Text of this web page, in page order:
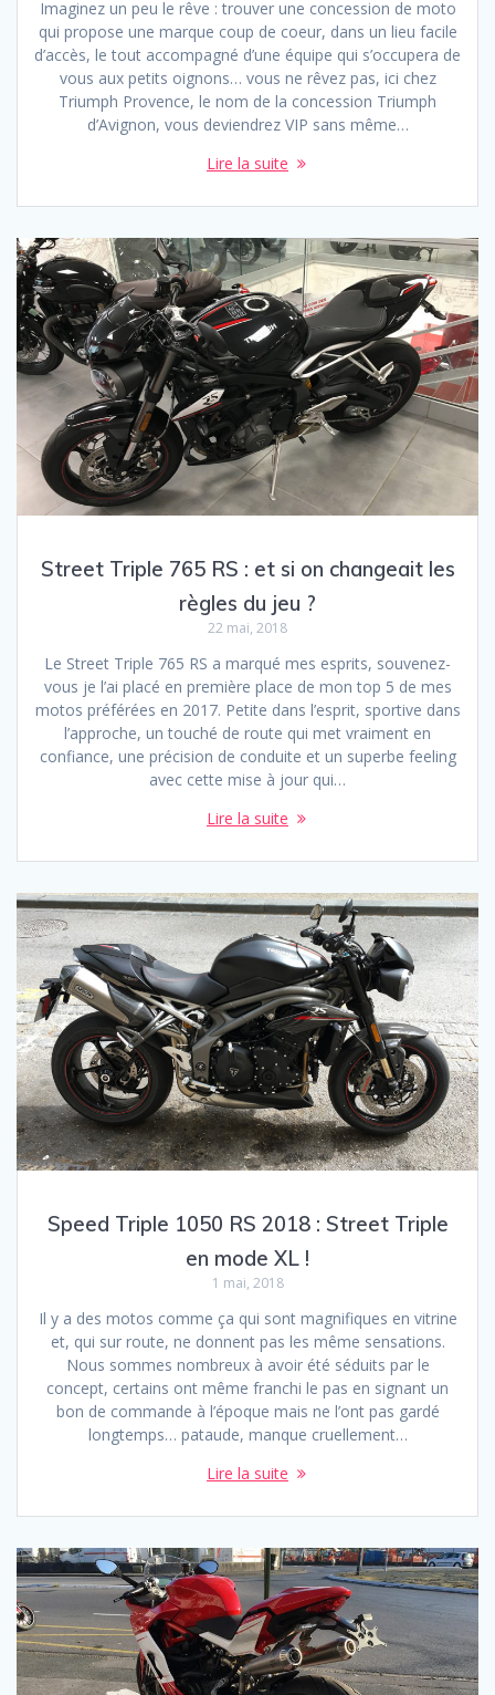
Imaginez un peu le rêve : trouver une concession de moto
qui propose une marque coup de coeur, dans un lieu facile
d’accès, le tout accompagné d’une équipe qui s’occupera de
vous aux petits oignons… vous ne rêvez pas, ici chez
Triumph Provence, le nom de la concession Triumph
d’Avignon, vous deviendrez VIP sans même…
Lire la suite
Street Triple 765 RS : et si on changeait les
règles du jeu ?
22 mai, 2018
Le Street Triple 765 RS a marqué mes esprits, souvenez-
vous je l’ai placé en première place de mon top 5 de mes
motos préférées en 2017. Petite dans l’esprit, sportive dans
l’approche, un touché de route qui met vraiment en
confiance, une précision de conduite et un superbe feeling
avec cette mise à jour qui…
Lire la suite
Speed Triple 1050 RS 2018 : Street Triple
en mode XL !
1 mai, 2018
Il y a des motos comme ça qui sont magnifiques en vitrine
et, qui sur route, ne donnent pas les même sensations.
Nous sommes nombreux à avoir été séduits par le
concept, certains ont même franchi le pas en signant un
bon de commande à l’époque mais ne l’ont pas gardé
longtemps… pataude, manque cruellement…
Lire la suite